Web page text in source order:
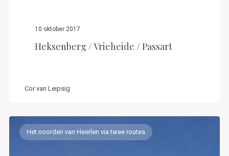
10 oktober 2017
Heksenberg / Vrieheide / Passart
Cor van Leipsig
Het noorden van Heerlen via twee routes